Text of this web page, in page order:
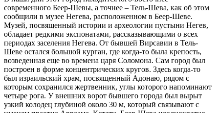
современного Беер-Шевы, а точнее – Тель-Шева, как об этом
сообщили в музее Негева, расположенном в Беер-Шеве.
Музей, посвященный истории и археологии пустыни Негев,
обладает редкими экспонатами, рассказывающими о всех
периодах заселения Негева. От бывшей Вирсавии в Тель-
Шеве остался большой курган, где когда-то была крепость,
возведенная еще во времена царя Соломона. Сам город был
построен в форме концентрических кругов. Здесь когда-то
был израильский храм, посвященный Адонаю, рядом с
которым сохранился жертвенник, углы которого напоминают
четыре рога. У внешних ворот бывшего города был вырыт
узкий колодец глубиной около 30 м, который связывают с